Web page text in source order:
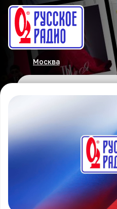
Москва